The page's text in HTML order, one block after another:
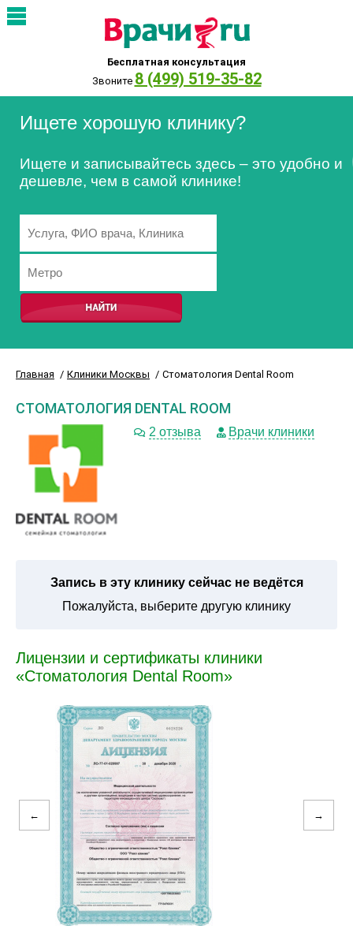
Бесплатная консультация
Звоните 8 (499) 519-35-82
Ищете хорошую клинику?
Ищете и записывайтесь здесь – это удобно и
дешевле, чем в самой клинике!
Главная Клиники Москвы Стоматология Dental Room
СТОМАТОЛОГИЯ DENTAL ROOM
2 отзыва Врачи клиники
Запись в эту клинику сейчас не ведётся
Пожалуйста, выберите другую клинику
Лицензии и сертификаты клиники
«Стоматология Dental Room»
← →